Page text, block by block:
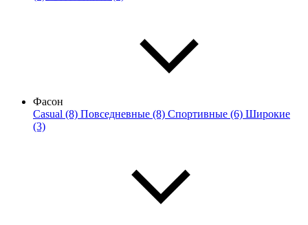
Фасон
Casual (8) Повседневные (8) Спортивные (6) Широкие
(3)